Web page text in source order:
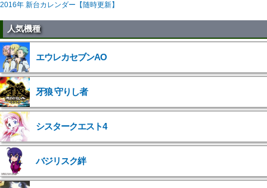
2016年 新台カレンダー【随時更新】
人気機種
エウレカセブンAO
牙狼 守りし者
シスタークエスト4
バジリスク絆